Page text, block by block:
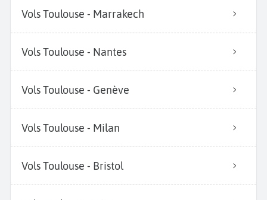
Vols Toulouse - Marrakech
Vols Toulouse - Nantes
Vols Toulouse - Genève
Vols Toulouse - Milan
Vols Toulouse - Bristol